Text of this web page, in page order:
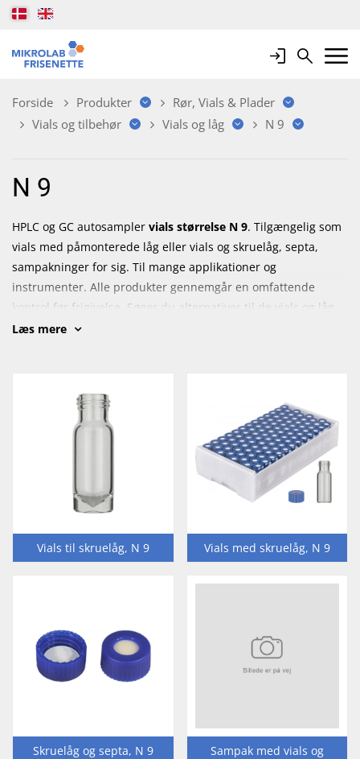
LoginSearchMobile
Forside Produkter
Rør, Vials & Plader
Vials og tilbehør
Vials og låg N 9
N 9
HPLC og GC autosampler vials størrelse N 9. Tilgængelig som
vials med påmonterede låg eller vials og skruelåg, septa,
sampakninger for sig. Til mange applikationer og
instrumenter. Alle produkter gennemgår en omfattende
kontrol før frigivelse. Søger du alternativer til de vials og låg,
du bruger i dag? Prøv Macherey-Nagels VialFinder. Indtast dit
Læs mere
Vials til skruelåg, N 9 Vials med skruelåg, N 9
Skruelåg og septa, N 9
Sampak med vials og